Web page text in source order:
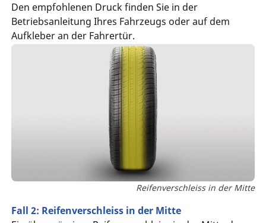
Den empfohlenen Druck finden Sie in der
Betriebsanleitung Ihres Fahrzeugs oder auf dem
Aufkleber an der Fahrertür.
Reifenverschleiss in der Mitte
Fall 2: Reifenverschleiss in der Mitte